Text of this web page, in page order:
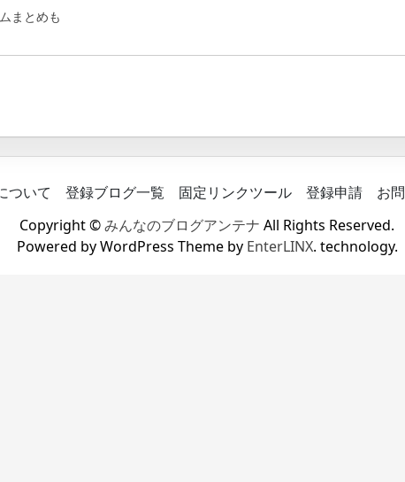
まとめも
ついて 登録ブログ一覧 固定リンクツール 登録申請
お
Copyright ©みんなのブログアンテナ All Rights Reserved.
Powered by WordPress Theme by EnterLINX. technology.